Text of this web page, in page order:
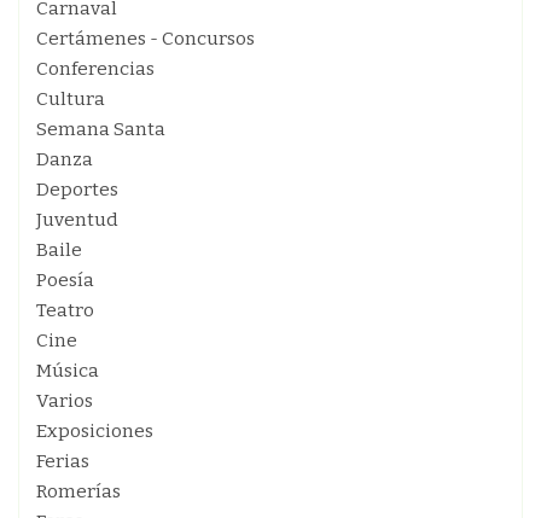
Carnaval
Certámenes - Concursos
Conferencias
Cultura
Semana Santa
Danza
Deportes
Juventud
Baile
Poesía
Teatro
Cine
Música
Varios
Exposiciones
Ferias
Romerías